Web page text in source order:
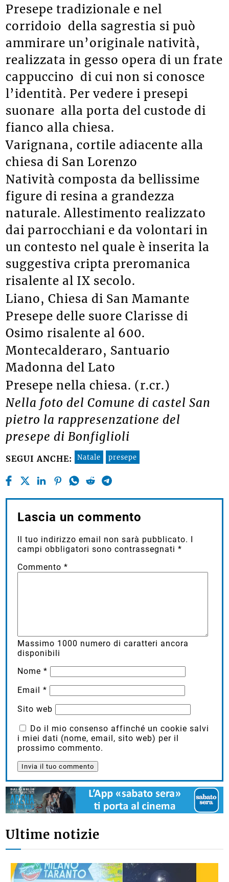
Presepe tradizionale e nel
corridoio della sagrestia si può
ammirare un’originale natività,
realizzata in gesso opera di un frate
cappuccino di cui non si conosce
l’identità. Per vedere i presepi
suonare alla porta del custode di
fianco alla chiesa.
Varignana, cortile adiacente alla
chiesa di San Lorenzo
Natività composta da bellissime
figure di resina a grandezza
naturale. Allestimento realizzato
dai parrocchiani e da volontari in
un contesto nel quale è inserita la
suggestiva cripta preromanica
risalente al IX secolo.
Liano, Chiesa di San Mamante
Presepe delle suore Clarisse di
Osimo risalente al 600.
Montecalderaro, Santuario
Madonna del Lato
Presepe nella chiesa. (r.cr.)
Nella foto del Comune di castel San
pietro la rappresenzatione del
presepe di Bonfiglioli
SEGUI ANCHE: Natale presepe
Lascia un commento
Il tuo indirizzo email non sarà pubblicato.
campi obbligatori sono contrassegnati*
Commento*
Massimo 1000 numero di caratteri ancora
disponibili
Nome*
Email*
Sito web
Do il mio consenso affinché un cookie salvi
i miei dati (nome, email, sito web) per il
prossimo commento.
Ultime notizie